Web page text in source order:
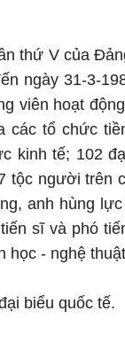
thứ V của
ngày 31-3-
viên hoạt
các tổ chức
kinh tế; 102
tộc người trên
anh hùng
sĩ và phó
học - nghệ
biểu quốc tế.